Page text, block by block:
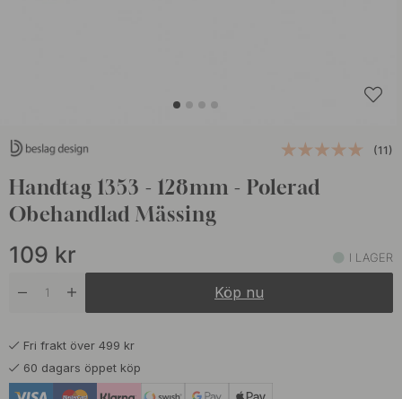
(11)
Handtag 1353 - 128mm - Polerad
Obehandlad Mässing
109 kr I LAGER
Köp nu
Fri frakt över 499 kr
60 dagars öppet köp